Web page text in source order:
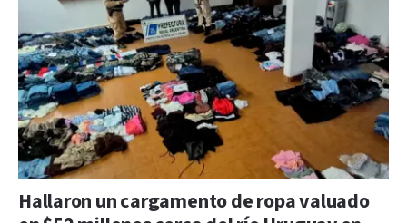
Hallaron un cargamento de ropa valuado